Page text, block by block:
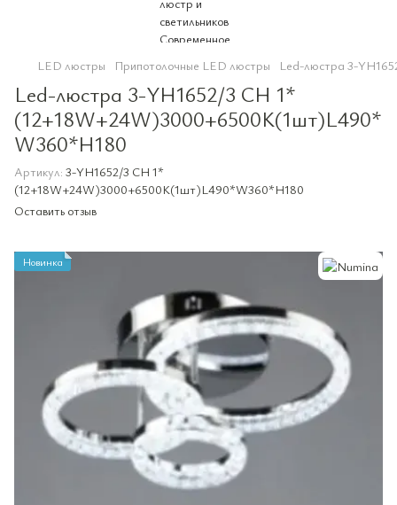
LED люстры Припотолочные LED люстры Led-люстра 3-
Led-люстра 3-YH1652/3 CH 1*
(12+18W+24W)3000+6500K(1шт)L490*
W360*H180
Артикул: 3-YH1652/3 CH 1*
(12+18W+24W)3000+6500K(1шт)L490*W360*H180
Оставить отзыв
Новинка